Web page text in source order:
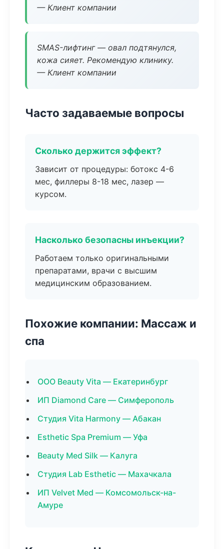
— Клиент компании
SMAS-лифтинг — овал подтянулся,
кожа сияет. Рекомендую клинику.
— Клиент компании
Часто задаваемые вопросы
Сколько держится эффект?
Зависит от процедуры: ботокс 4-6
мес, филлеры 8-18 мес, лазер —
курсом.
Насколько безопасны инъекции?
Работаем только оригинальными
препаратами, врачи с высшим
медицинским образованием.
Похожие компании: Массаж и
спа
ООО Beauty Vita — Екатеринбург
ИП Diamond Care — Симферополь
Студия Vita Harmony — Абакан
Esthetic Spa Premium — Уфа
Beauty Med Silk — Калуга
Студия Lab Esthetic — Махачкала
ИП Velvet Med — Комсомольск-на-
Амуре